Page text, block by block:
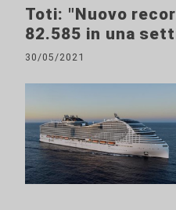
Toti: "Nuovo
82.585 in una
30/05/2021